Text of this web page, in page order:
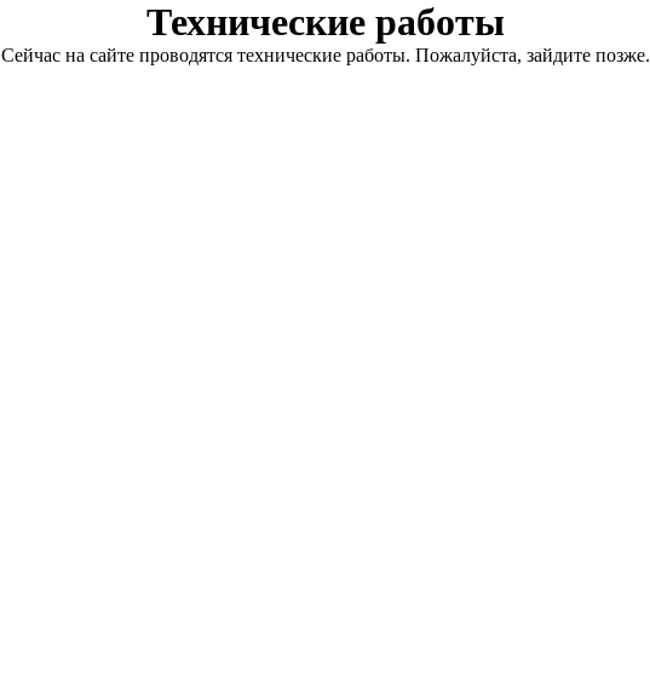
Технические работы
Сейчас на сайте проводятся технические работы. Пожалуйста, зайдите позже.